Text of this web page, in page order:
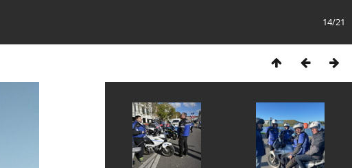
14/21